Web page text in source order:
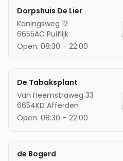
Dorpshuis De Lier
Koningsweg 12
6655AC Puiflijk
Open: 08:30 – 22:00
De Tabaksplant
Van Heemstraweg 33
6654KD Afferden
Open: 08:30 – 22:00
de Bogerd
locatie